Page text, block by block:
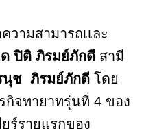
วามสามารถเเละ
ปิติ ภิรมย์ภักดี สามี
นุช ภิรมย์ภักดี โดย
จทายาทรุ่นที่ 4 ของ
ร์รายแรกของ